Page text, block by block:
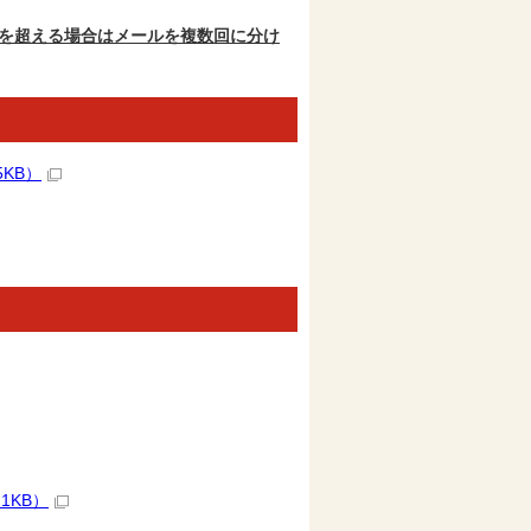
超える場合はメールを複数回に分け
）
）